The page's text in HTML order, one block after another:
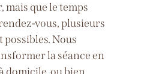
mais que le temps
rendez-vous, plusieurs
Nous
la séance en